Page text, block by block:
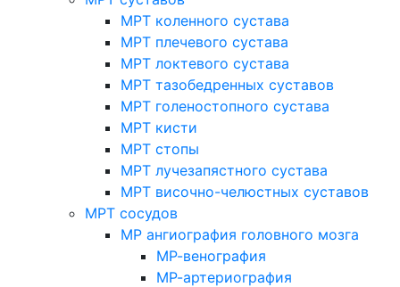
МРТ коленного сустава
МРТ плечевого сустава
МРТ локтевого сустава
МРТ тазобедренных суставов
МРТ голеностопного сустава
МРТ кисти
МРТ стопы
МРТ лучезапястного сустава
МРТ височно-челюстных суставов
МРТ сосудов
МР ангиография головного мозга
МР-венография
МР-артериография